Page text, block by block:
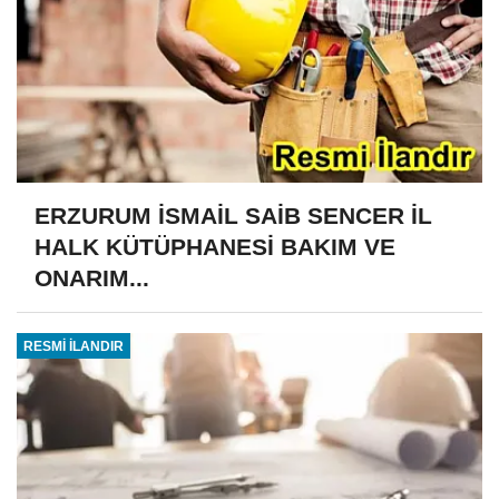
ERZURUM İSMAİL SAİB SENCER İL
HALK KÜTÜPHANESİ BAKIM VE
ONARIM...
RESMİ İLANDIR